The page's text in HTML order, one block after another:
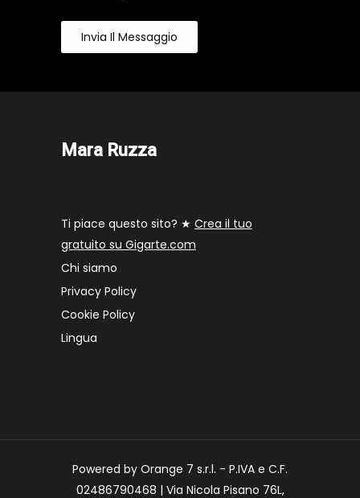
Invia Il Messaggio
Mara Ruzza
Ti piace questo sito? ★ Crea il tuo
gratuito su Gigarte.com
Chi siamo
Privacy Policy
Cookie Policy
Lingua
Powered by Orange 7 s.r.l. - P.IVA e C.F.
02486790468 | Via Nicola Pisano 76L,